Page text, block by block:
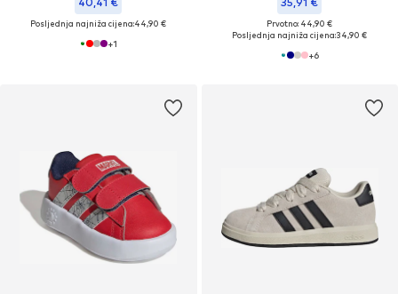
Posljednja najniža cijena:44,90 €
+1
Prvotno: 44,90 €
Posljednja najniža cijena:34,90 €
+6